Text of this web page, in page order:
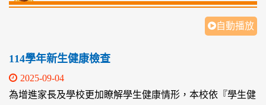
自動播放
114學年新生健康檢查
2025-09-04
為增進家長及學校更加瞭解學生健康情形，本校依『學生健